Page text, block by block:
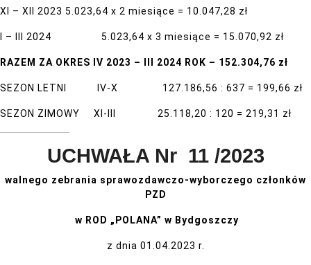
XI – XII 2023 5.023,64 x 2 miesiące = 10.047,28 zł
I – III 2024 5.023,64 x 3 miesiące = 15.070,92 zł
RAZEM ZA OKRES IV 2023 – III 2024 ROK – 152.304,76 zł
SEZON LETNI IV-X 127.186,56 : 637 = 199,66 zł
SEZON ZIMOWY XI-III 25.118,20 : 120 = 219,31 zł
UCHWAŁA Nr 11 /2023
walnego zebrania sprawozdawczo-wyborczego członków
PZD
w ROD „POLANA” w Bydgoszczy
z dnia 01.04.2023 r.